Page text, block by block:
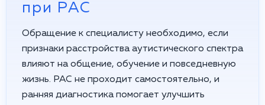
при РАС
Обращение к специалисту необходимо, если
признаки расстройства аутистического спектра
влияют на общение, обучение и повседневную
жизнь. РАС не проходит самостоятельно, и
ранняя диагностика помогает улучшить